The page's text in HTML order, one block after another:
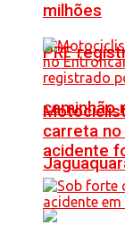
PRF
caminhão
milhões
carreta
acidente